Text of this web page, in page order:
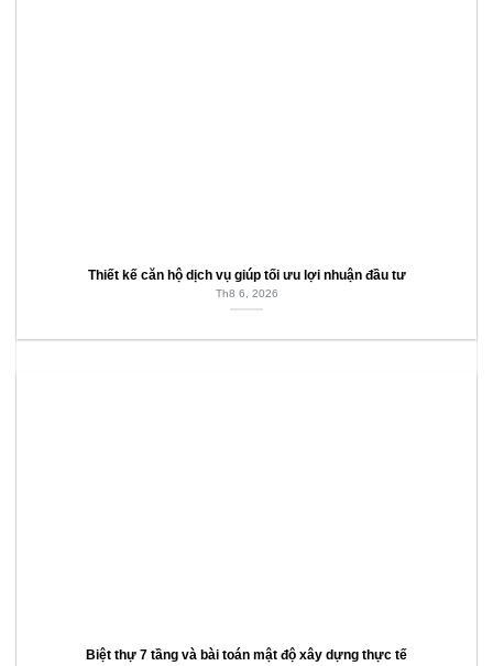
Thiết kế căn hộ dịch vụ giúp tối ưu lợi nhuận đầu tư
Th8 6, 2026
Biệt thự 7 tầng và bài toán mật độ xây dựng thực tế